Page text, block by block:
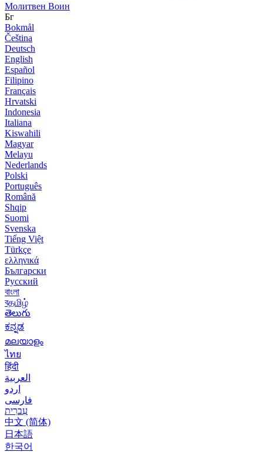
Молитвен Воин
Бг
Bokmål
Čeština
Deutsch
English
Español
Filipino
Français
Hrvatski
Indonesia
Italiana
Kiswahili
Magyar
Melayu
Nederlands
Polski
Português
Română
Shqip
Suomi
Svenska
Tiếng Việt
Türkçe
ελληνικά
Български
Русский
বাংলা
বதமிழ்
తెలుగు
ಕನ್ನಡ
മലയാളം
ไทย
हिंदी
العربية
اردو
فارسی
עִברִית
中文 (简体)
日本語
한국어